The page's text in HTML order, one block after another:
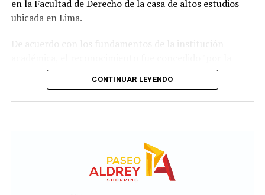
recordar que la había trasladado y permitió a los
quien contó que Pepa había sido vista en una situación
la familia aseguró que no encontraba una explicación
en la Facultad de Derecho de la casa de altos estudios
ubicada en Lima.
defensa de las ideas de la libertad" que impulsa el
mandatario argentino y "por las reformas orientadas a
la modernización del Estado" implementadas desde el
CONTINUAR LEYENDO